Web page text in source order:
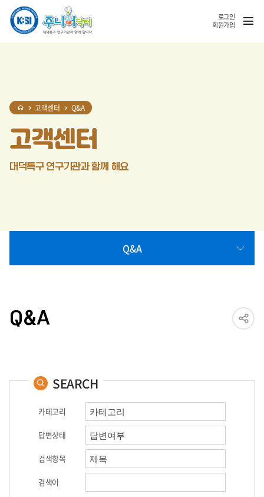
반복영역
건너뛰기
로그인
회원가입
고객센터 Q&A
고객센터
대덕특구 연구기관과 함께 해요
Q&A
Q&A
공유
SEARCH
카테고리
답변상태
검색항목
검색어